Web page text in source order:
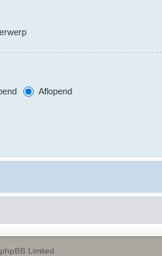
Aflopend
Limited